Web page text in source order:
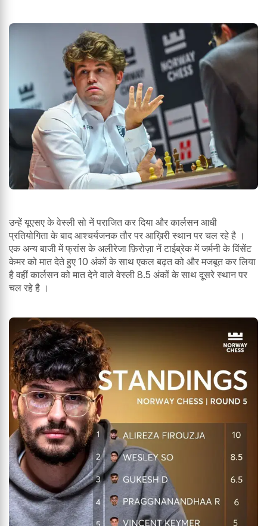
उन्हें यूएसए के वेस्ली सो नें पराजित कर दिया और कार्लसन आधी
प्रतियोगिता के बाद आश्चर्यजनक तौर पर आख़िरी स्थान पर चल रहे है ।
एक अन्य बाजी में फ्रांस के अलीरेजा फ़िरोज़ा नें टाईब्रेक में जर्मनी के विंसेंट
केमर को मात देते हुए 10 अंकों के साथ एकल बढ़त को और मजबूत कर लिया
है वहीं कार्लसन को मात देने वाले वेस्ली 8.5 अंकों के साथ दूसरे स्थान पर
चल रहे है ।